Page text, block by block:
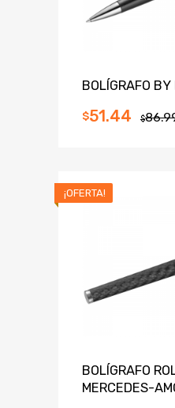
BOLÍGRAFO
$
$51.44
¡OFERTA!
BOLÍGRAFO
MERCEDES-